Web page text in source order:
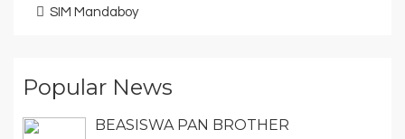
SIM Mandaboy
Popular News
BEASISWA PAN BROTHER